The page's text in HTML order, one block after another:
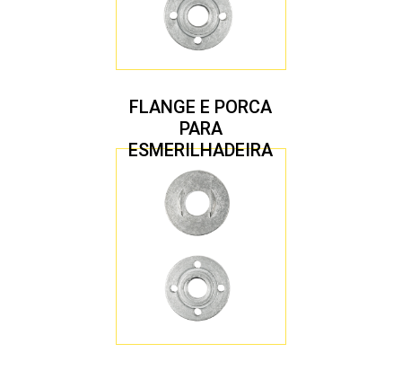
FLANGE E PORCA
PARA
ESMERILHADEIRA
4.1/2″ 22,23 MM